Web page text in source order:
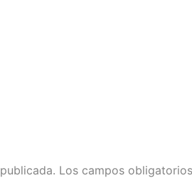
Los campos